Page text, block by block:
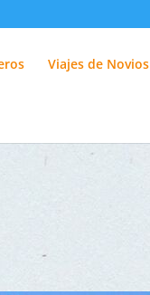
Viajes de Novios